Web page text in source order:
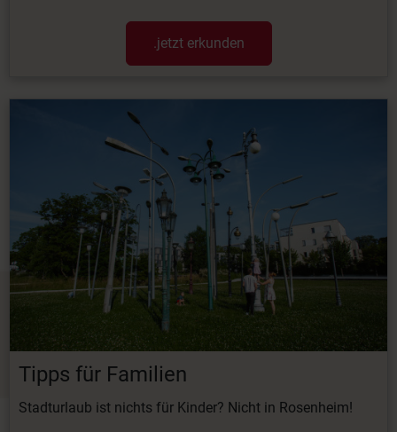
.jetzt erkunden
Tipps für Familien
Stadturlaub ist nichts für Kinder? Nicht in Rosenheim!